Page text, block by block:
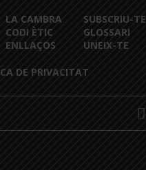
LA CAMBRA
CODI ÈTIC
ENLLAÇOS
SUBSCRIU-TE
GLOSSARI
UNEIX-TE
DE PRIVACITAT